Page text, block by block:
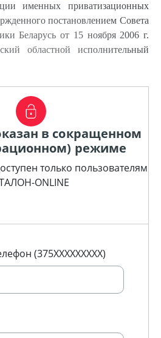
именных приватизационных
постановлением Совета
Беларусь от 15 ноября 2006 г.
областной исполнительный
в сокращенном
режиме
только пользователям
ONLINE
(375XXXXXXXXX)